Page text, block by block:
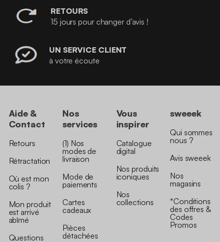
RETOURS
15 jours pour changer d’avis !
UN SERVICE CLIENT
à votre écoute
Aide &
Contact
Retours
Rétractation
Où est mon
colis ?
Mon produit
est arrivé
abîmé
Questions
Nos
services
(1) Nos
modes de
livraison
Mode de
paiements
Cartes
cadeaux
Pièces
détachées
Vous
inspirer
Catalogue
digital
Nos produits
iconiques
Nos
collections
sweeek
Qui sommes
nous ?
Avis sweeek
Nos
magasins
*Conditions
des offres &
Codes
Promos